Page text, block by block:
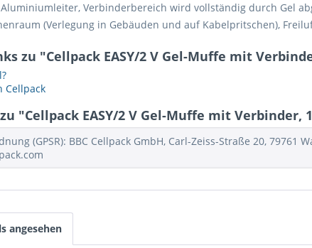
Verbinderbereich wird vollständig durch Gel
(Verlegung in Gebäuden und auf Kabelpritschen),
zu "Cellpack EASY/2 V Gel-Muffe mit
Cellpack
"Cellpack EASY/2 V Gel-Muffe mit Verbinder,
(GPSR): BBC Cellpack GmbH, Carl-Zeiss-Straße 20, 79761
angesehen